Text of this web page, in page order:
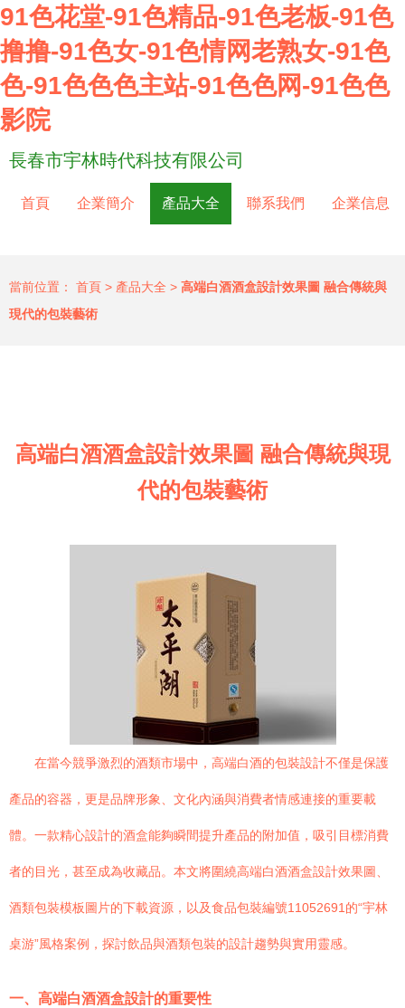
91色花堂-91色精品-91色老板-91色
撸撸-91色女-91色情网老熟女-91色
色-91色色色主站-91色色网-91色色
影院
長春市宇林時代科技有限公司
首頁 企業簡介 產品大全 聯系我們 企業信息
當前位置： 首頁 > 產品大全 > 高端白酒酒盒設計效果圖 融合傳統與
現代的包裝藝術
高端白酒酒盒設計效果圖 融合傳統與現
代的包裝藝術
在當今競爭激烈的酒類市場中，高端白酒的包裝設計不僅是保護
產品的容器，更是品牌形象、文化內涵與消費者情感連接的重要載
體。一款精心設計的酒盒能夠瞬間提升產品的附加值，吸引目標消費
者的目光，甚至成為收藏品。本文將圍繞高端白酒酒盒設計效果圖、
酒類包裝模板圖片的下載資源，以及食品包裝編號11052691的“宇林
桌游”風格案例，探討飲品與酒類包裝的設計趨勢與實用靈感。
一、高端白酒酒盒設計的重要性